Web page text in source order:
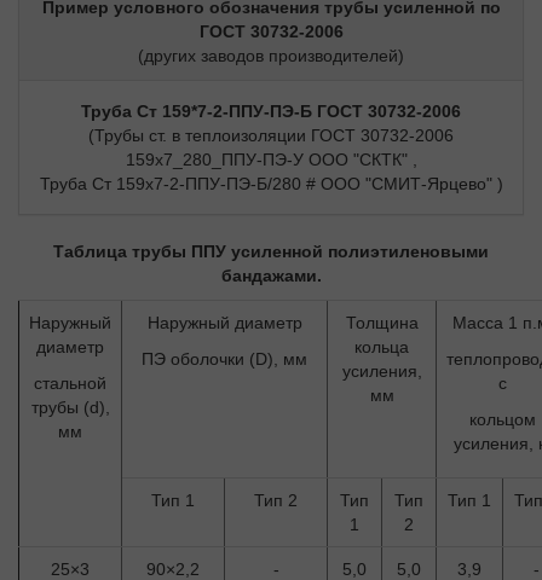
Пример условного обозначения трубы усиленной по
ГОСТ 30732-2006
(других заводов производителей)
Труба Ст 159*7-2-ППУ-ПЭ-Б ГОСТ 30732-2006
(Трубы ст. в теплоизоляции ГОСТ 30732-2006
159х7_280_ППУ-ПЭ-У ООО "СКТК" ,
Труба Ст 159х7-2-ППУ-ПЭ-Б/280 # ООО "СМИТ-Ярцево" )
Таблица трубы ППУ усиленной полиэтиленовыми
бандажами.
Наружный
диаметр
стальной
трубы (d),
мм
Наружный диаметр
ПЭ оболочки (D), мм
Толщина
кольца
усиления,
мм
Масса 1
с
кольцом
усиления,
Тип 1 Тип 2
Тип
1
Тип
2
Тип 1
25×3 90×2,2 - 5,0 5,0 3,9 -